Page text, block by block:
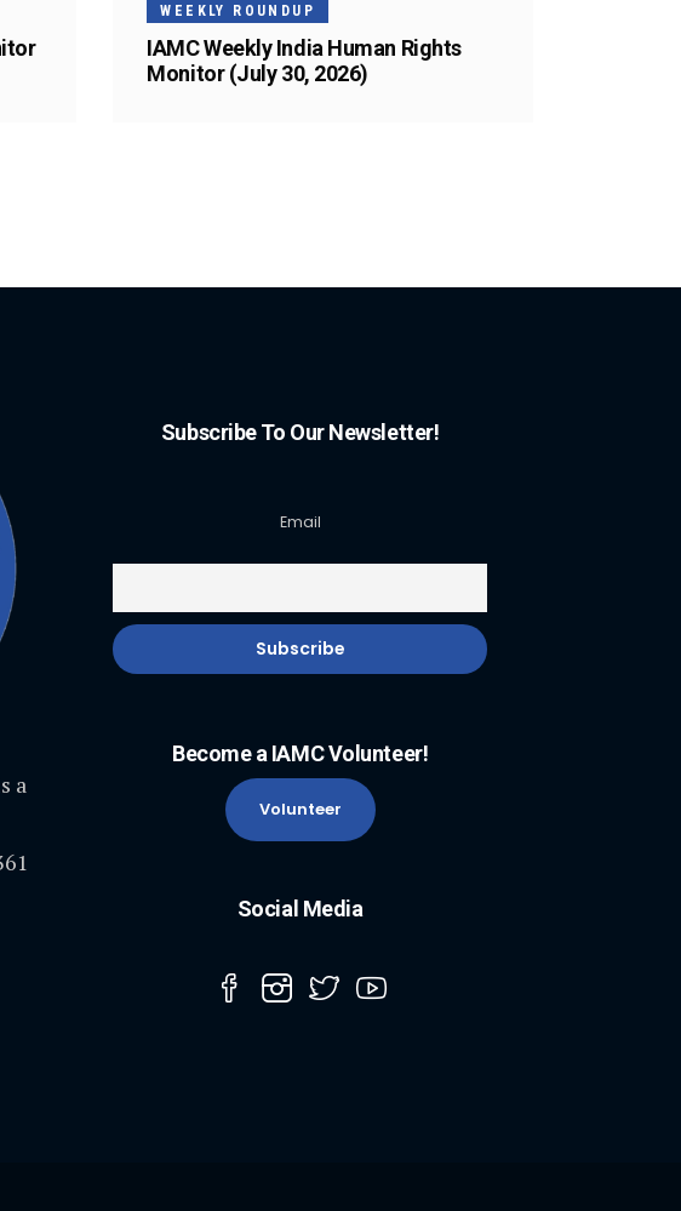
WEEKLY ROUNDUP
IAMC Weekly India Human Rights
Monitor (July 30, 2026)
a
Subscribe To Our Newsletter!
Email
Become a IAMC Volunteer!
Volunteer
Social Media